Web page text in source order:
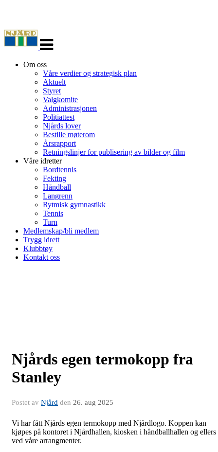
navigasjon
Om oss
Våre verdier og strategisk plan
Aktuelt
Styret
Valgkomite
Administrasjonen
Politiattest
Njårds lover
Bestille møterom
Årsrapport
Retningslinjer for publisering av bilder og film
Våre idretter
Bordtennis
Fekting
Håndball
Langrenn
Rytmisk gymnastikk
Tennis
Turn
Medlemskap/bli medlem
Trygg idrett
Klubbtøy
Kontakt oss
Njårds egen termokopp fra
Stanley
Postet av Njård den 26. aug 2025
Vi har fått Njårds egen termokopp med Njårdlogo. Koppen kan
kjøpes på kontoret i Njårdhallen, kiosken i håndballhallen og ellers
ved våre arrangmenter.